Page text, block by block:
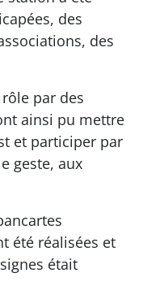
des
des
par des
ainsi pu mettre
et participer par
geste, aux
été réalisées et
était